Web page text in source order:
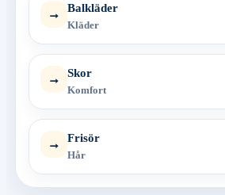
→ Balkläder
Kläder
→ Skor
Komfort
→ Frisör
Hår